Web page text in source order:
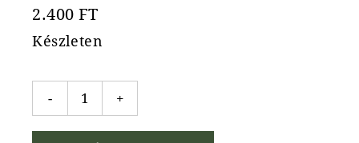
2.400 FT
Készleten
Idea Toscana Mini Set 35ml quantity
- +